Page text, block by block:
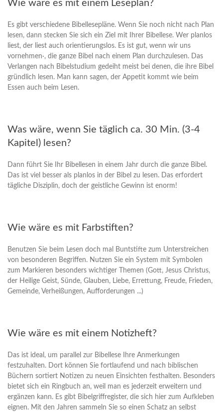
Wie wäre es mit einem Leseplan?
Es gibt verschiedene Bibellesepläne. Wenn Sie noch nicht nach Plan
lesen, dann stecken Sie sich ein Ziel mit Ihrer Bibellese. Wer planlos
liest, der liest auch orientierungslos. Es ist gut, wenn wir uns
vornehmen·, die ganze Bibel nach einem Plan durchzulesen. Das
Verlangen nach Bibelstudium gedeiht meist bei denen, die ihre Bibel
gründlich lesen. Man kann sagen, der Appetit kommt wie beim
Essen auch beim Lesen.
Was wäre, wenn Sie täglich ca. 30 Min. (3-4
Kapitel) lesen?
Dann führt Sie Ihr Bibellesen in einem Jahr durch die ganze Bibel.
Das ist viel besser als planlos in der Bibel zu lesen. Das erfordert
tägliche Disziplin, doch der geistliche Gewinn ist enorm!
Wie wäre es mit Farbstiften?
Benutzen Sie beim Lesen doch mal Buntstifte zum Unterstreichen
von be­sonderen Begriffen. Nutzen Sie ein System mit Symbolen
zum Markieren besonders wichtiger Themen (Gott, Jesus Christus,
der Heilige Geist, Sünde, Glauben, Liebe, Errettung, Freude, Frieden,
Gemeinde, Verheißungen, Aufforderungen ...)
Wie wäre es mit einem Notizheft?
Das ist ideal, um parallel zur Bibellese Ihre Anmerkungen
festzuhalten. Dort können Sie fortlaufend und nach biblischen
Büchern sortiert Notizen zu neuen Einsichten festhalten. Besonders
bietet sich ein Ringbuch an, weil man es jederzeit erweitern und
ergänzen kann. Es gibt Bibelgriffregister, die sich hier zum Aufkleben
eignen. Mit den Jahren sammeln Sie so einen Schatz an selbst